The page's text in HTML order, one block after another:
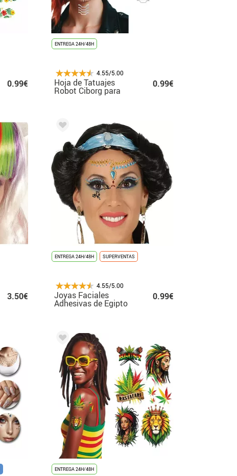
0.99€
ENTREGA 24H/48H
4.55/5.00
Hoja de Tatuajes
Robot Ciborg para
Cara de 20x20 cm
0.99€
3.50€
ENTREGA 24H/48H SUPERVENTAS
4.55/5.00
Joyas Faciales
Adhesivas de Egipto
0.99€
ENTREGA 24H/48H